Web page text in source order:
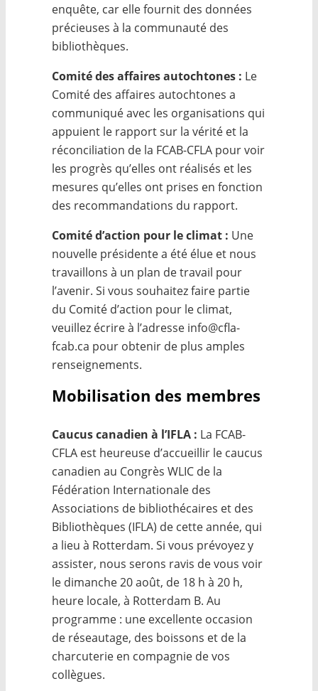
enquête, car elle fournit des données
précieuses à la communauté des
bibliothèques.
Comité des affaires autochtones : Le
Comité des affaires autochtones a
communiqué avec les organisations qui
appuient le rapport sur la vérité et la
réconciliation de la FCAB-CFLA pour voir
les progrès qu’elles ont réalisés et les
mesures qu’elles ont prises en fonction
des recommandations du rapport.
Comité d’action pour le climat : Une
nouvelle présidente a été élue et nous
travaillons à un plan de travail pour
l’avenir. Si vous souhaitez faire partie
du Comité d’action pour le climat,
veuillez écrire à l’adresse info@cfla-
fcab.ca pour obtenir de plus amples
renseignements.
Mobilisation des membres
Caucus canadien à l’IFLA : La FCAB-
CFLA est heureuse d’accueillir le caucus
canadien au Congrès WLIC de la
Fédération Internationale des
Associations de bibliothécaires et des
Bibliothèques (IFLA) de cette année, qui
a lieu à Rotterdam. Si vous prévoyez y
assister, nous serons ravis de vous voir
le dimanche 20 août, de 18 h à 20 h,
heure locale, à Rotterdam B. Au
programme : une excellente occasion
de réseautage, des boissons et de la
charcuterie en compagnie de vos
collègues.